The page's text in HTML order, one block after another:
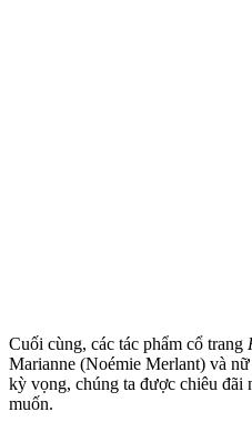
Cuối cùng, các tác phẩm cổ trang
Marianne (Noémie Merlant) và
kỳ vọng, chúng ta được chiêu đãi
muốn.